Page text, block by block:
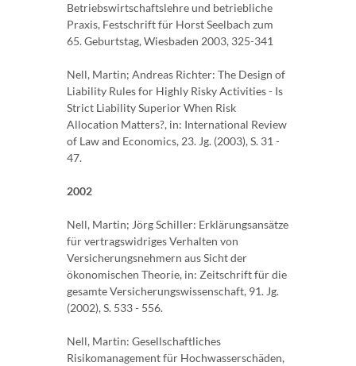
Betriebswirtschaftslehre und betriebliche
Praxis, Festschrift für Horst Seelbach zum
65. Geburtstag, Wiesbaden 2003, 325-341
Nell, Martin; Andreas Richter: The Design of
Liability Rules for Highly Risky Activities - Is
Strict Liability Superior When Risk
Allocation Matters?, in: International Review
of Law and Economics, 23. Jg. (2003), S. 31 -
47.
2002
Nell, Martin; Jörg Schiller: Erklärungsansätze
für vertragswidriges Verhalten von
Versicherungsnehmern aus Sicht der
ökonomischen Theorie, in: Zeitschrift für die
gesamte Versicherungswissenschaft, 91. Jg.
(2002), S. 533 - 556.
Nell, Martin: Gesellschaftliches
Risikomanagement für Hochwasserschäden,